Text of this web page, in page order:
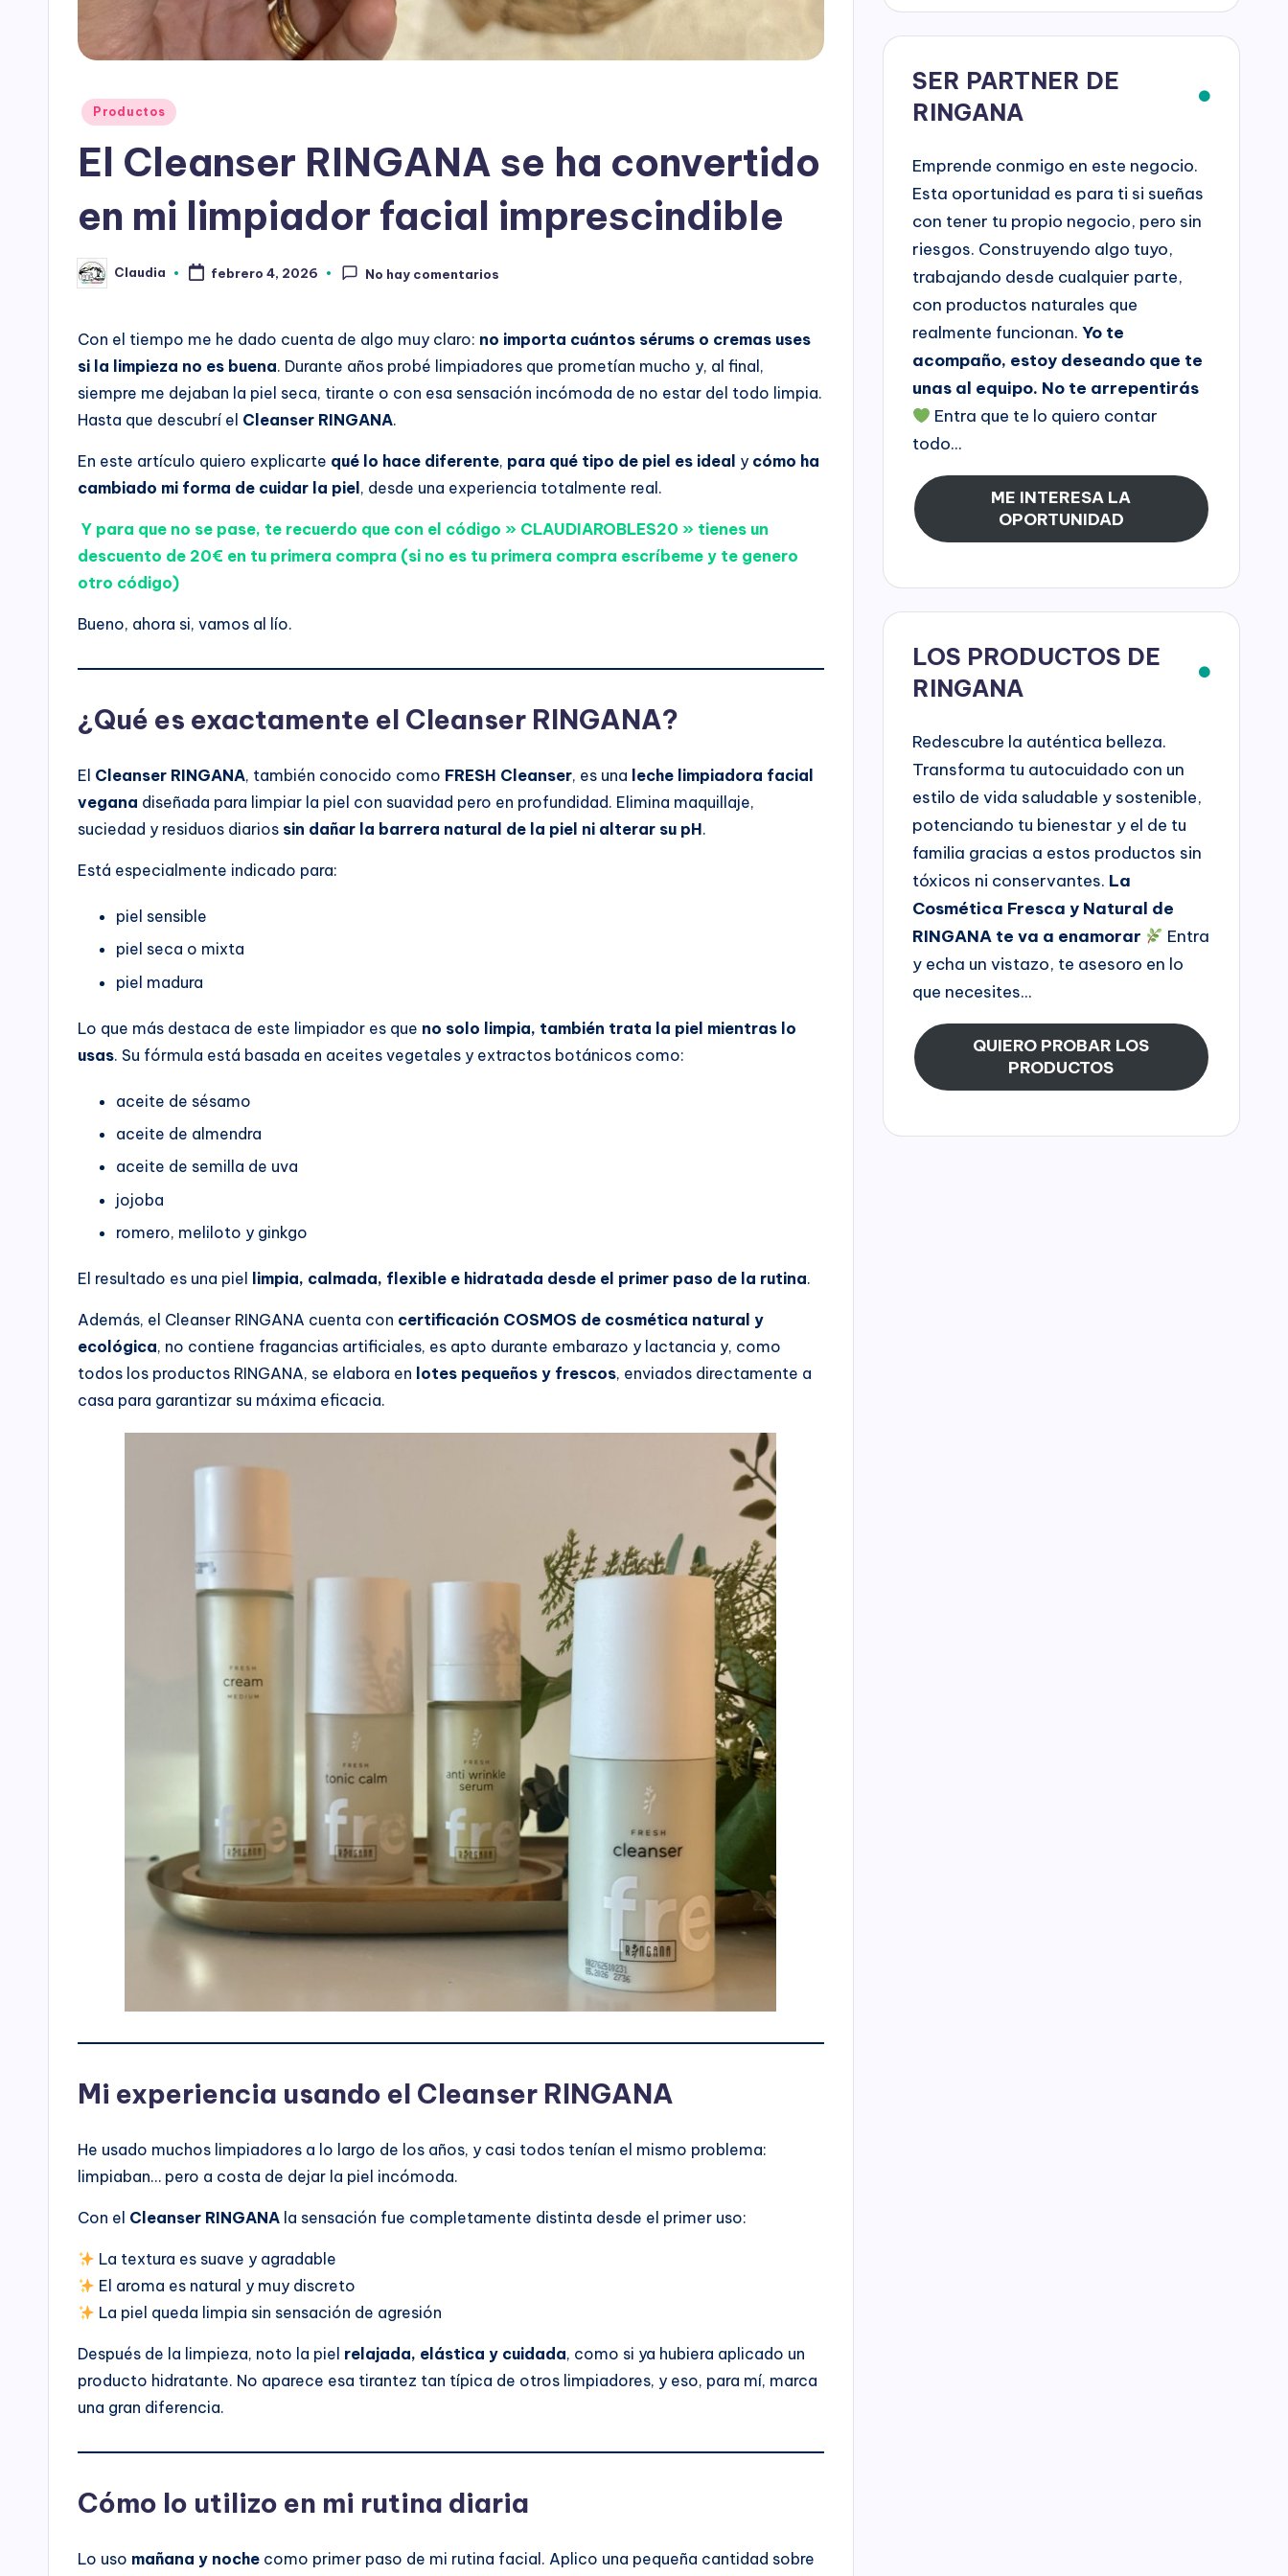
Publicado
Productos
El Cleanser RINGANA se ha convertido
en mi limpiador facial imprescindible
Publicado
por
Claudia febrero 4, 2026 No hay comentarios
Con el tiempo me he dado cuenta de algo muy claro: no importa cuántos sérums o cremas uses
si la limpieza no es buena. Durante años probé limpiadores que prometían mucho y, al final,
siempre me dejaban la piel seca, tirante o con esa sensación incómoda de no estar del todo limpia.
Hasta que descubrí el Cleanser RINGANA.
En este artículo quiero explicarte qué lo hace diferente, para qué tipo de piel es ideal y cómo ha
cambiado mi forma de cuidar la piel, desde una experiencia totalmente real.
Y para que no se pase, te recuerdo que con el código » CLAUDIAROBLES20 » tienes un
descuento de 20€ en tu primera compra (si no es tu primera compra escríbeme y te genero
otro código)
Bueno, ahora si, vamos al lío.
¿Qué es exactamente el Cleanser RINGANA?
El Cleanser RINGANA, también conocido como FRESH Cleanser, es una leche limpiadora facial
vegana diseñada para limpiar la piel con suavidad pero en profundidad. Elimina maquillaje,
suciedad y residuos diarios sin dañar la barrera natural de la piel ni alterar su pH.
Está especialmente indicado para:
piel sensible
piel seca o mixta
piel madura
Lo que más destaca de este limpiador es que no solo limpia, también trata la piel mientras lo
usas. Su fórmula está basada en aceites vegetales y extractos botánicos como:
aceite de sésamo
aceite de almendra
aceite de semilla de uva
jojoba
romero, meliloto y ginkgo
El resultado es una piel limpia, calmada, flexible e hidratada desde el primer paso de la rutina.
Además, el Cleanser RINGANA cuenta con certificación COSMOS de cosmética natural y
ecológica, no contiene fragancias artificiales, es apto durante embarazo y lactancia y, como
todos los productos RINGANA, se elabora en lotes pequeños y frescos, enviados directamente a
casa para garantizar su máxima eficacia.
Mi experiencia usando el Cleanser RINGANA
He usado muchos limpiadores a lo largo de los años, y casi todos tenían el mismo problema:
limpiaban… pero a costa de dejar la piel incómoda.
Con el Cleanser RINGANA la sensación fue completamente distinta desde el primer uso:
La textura es suave y agradable
El aroma es natural y muy discreto
La piel queda limpia sin sensación de agresión
Después de la limpieza, noto la piel relajada, elástica y cuidada, como si ya hubiera aplicado un
producto hidratante. No aparece esa tirantez tan típica de otros limpiadores, y eso, para mí, marca
una gran diferencia.
Cómo lo utilizo en mi rutina diaria
Lo uso mañana y noche como primer paso de mi rutina facial. Aplico una pequeña cantidad sobre
SER PARTNER DE
RINGANA
Emprende conmigo en este negocio.
Esta oportunidad es para ti si sueñas
con tener tu propio negocio, pero sin
riesgos. Construyendo algo tuyo,
trabajando desde cualquier parte,
con productos naturales que
realmente funcionan. Yo te
acompaño, estoy deseando que te
unas al equipo. No te arrepentirás
Entra que te lo quiero contar
todo...
ME INTERESA LA
OPORTUNIDAD
LOS PRODUCTOS DE
RINGANA
Redescubre la auténtica belleza.
Transforma tu autocuidado con un
estilo de vida saludable y sostenible,
potenciando tu bienestar y el de tu
familia gracias a estos productos sin
tóxicos ni conservantes. La
Cosmética Fresca y Natural de
RINGANA te va a enamorar
Entra
y echa un vistazo, te asesoro en lo
que necesites...
QUIERO PROBAR LOS
PRODUCTOS